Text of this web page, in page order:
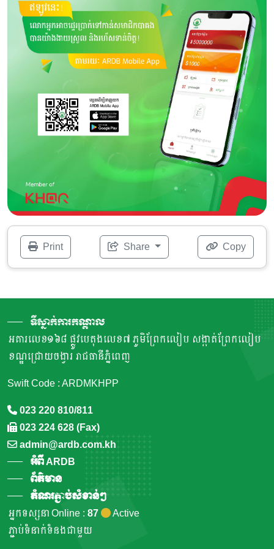
Print Share Copy
ទីស្នាក់ការកណ្តាល
អគារលេខ១៦៨ ផ្លូវបេតុងលេខ៧ ភូមិព្រែកលៀប សង្កាត់ព្រែកលៀប
ខណ្ឌជ្រោយចង្វារ រាជធានីភ្នំពេញ
Swift Code : ARDMKHPP
023 220 810/811
023 224 628 (Fax)
admin@ardb.com.kh
អំពី ARDB
ព័ត៌មាន
តំណរភ្ជាប់សំខាន់ៗ
អ្នកទស្សនា Online : 87
Active
ភ្ជាប់ទំនាក់ទំនងជាមួយ